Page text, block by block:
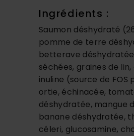
Ingrédients :
Saumon déshydraté
pomme de terre
betterave
séchées, graines de
inuline (source de
ortie, échinacée,
déshydratée, mangue
banane déshydratée,
céleri, glucosamine,